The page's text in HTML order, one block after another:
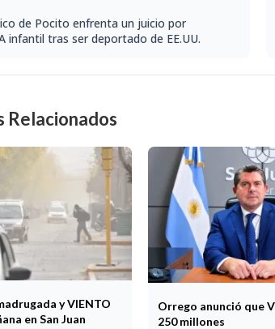
de Pocito enfrenta un juicio por
infantil tras ser deportado de EE.UU.
Relacionados
y VIENTO
en San Juan
Orrego anunció que
250 millones